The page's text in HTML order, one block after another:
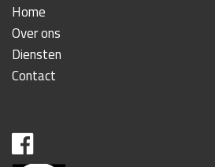
Home
Over ons
Diensten
Contact